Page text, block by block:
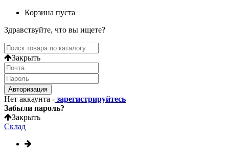
Корзина пуста
Здравствуйте, что вы ищете?
Закрыть
Авторизация
Нет аккаунта - зарегистрируйтесь
Забыли пароль?
Закрыть
Склад